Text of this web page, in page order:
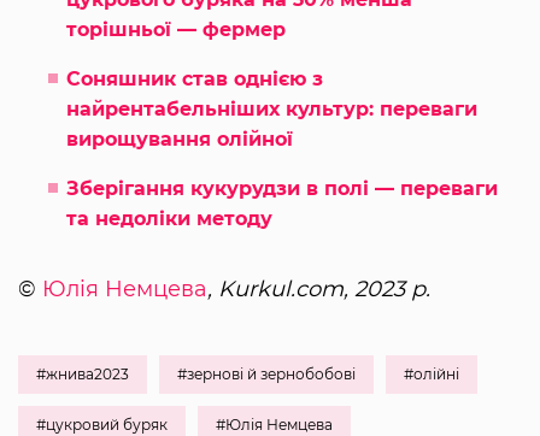
торішньої — фермер
Соняшник став однією з
найрентабельніших культур: переваги
вирощування олійної
Зберігання кукурудзи в полі — переваги
та недоліки методу
© Юлія Немцева, Kurkul.com, 2023 р.
#жнива2023 #зернові й зернобобові #олійні
#цукровий буряк #Юлія Немцева